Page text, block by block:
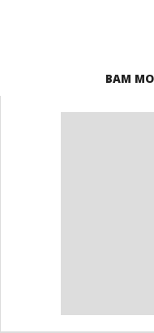
ВАМ